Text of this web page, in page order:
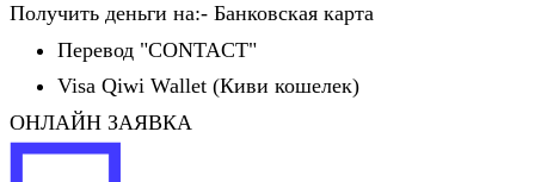
Получить деньги на:- Банковская карта
Перевод "CONTACT"
Visa Qiwi Wallet (Киви кошелек)
ОНЛАЙН ЗАЯВКА